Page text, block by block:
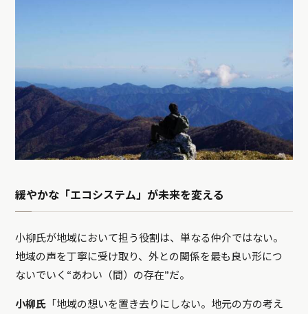
緩やかな「エコシステム」が未来を変える
小柳氏が地域において担う役割は、単なる仲介ではない。
地域の声を丁寧に受け取り、外との関係を最も良い形につ
ないでいく“あわい（間）の存在”だ。
小柳氏 「地域の想いを置き去りにしない。地元の方の考え